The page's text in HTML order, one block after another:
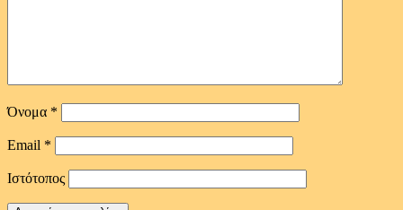
Όνομα *
Email *
Ιστότοπος